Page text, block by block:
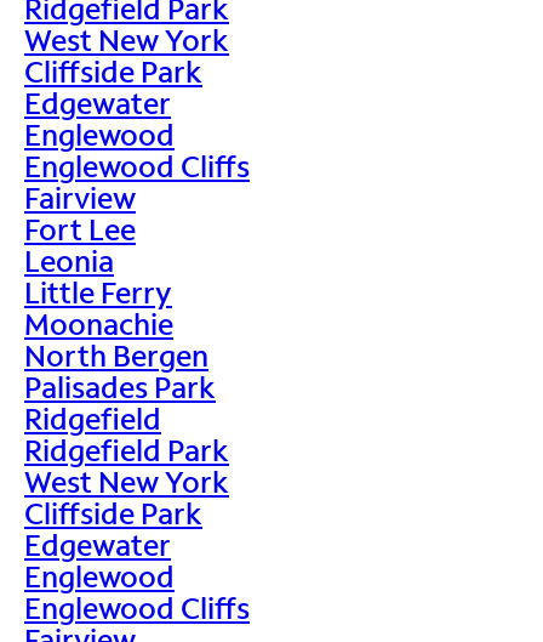
Ridgefield Park
West New York
Cliffside Park
Edgewater
Englewood
Englewood Cliffs
Fairview
Fort Lee
Leonia
Little Ferry
Moonachie
North Bergen
Palisades Park
Ridgefield
Ridgefield Park
West New York
Cliffside Park
Edgewater
Englewood
Englewood Cliffs